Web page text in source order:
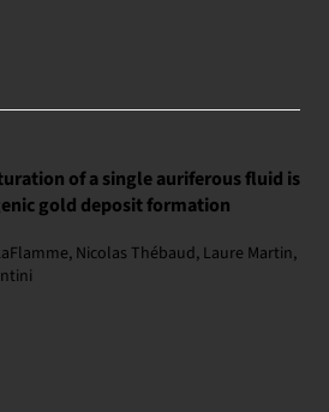
of a single auriferous fluid is
gold deposit formation
Nicolas Thébaud, Laure Martin,